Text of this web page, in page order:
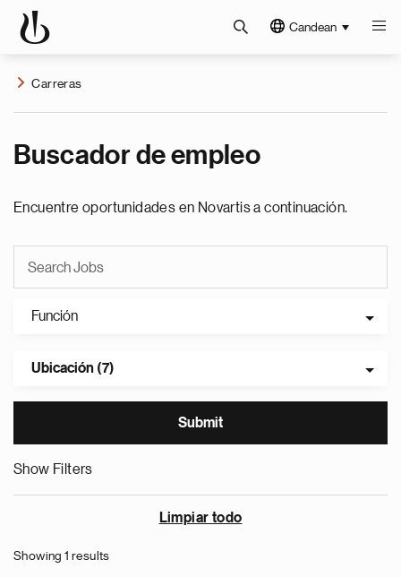
Candean
Carreras
Buscador de empleo
Encuentre oportunidades en Novartis a continuación.
Función
Ubicación (7)
Show Filters
Limpiar todo
Showing 1 results